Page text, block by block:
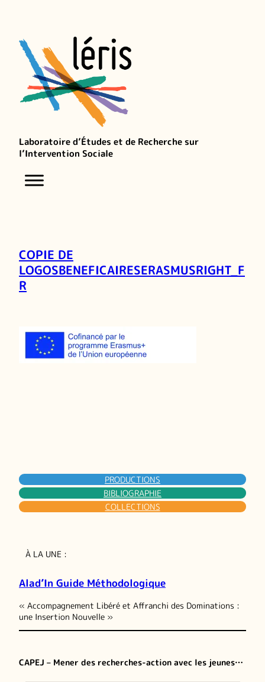
Laboratoire d’Études et de Recherche sur
l’Intervention Sociale
COPIE DE
LOGOSBENEFICAIRESERASMUSRIGHT_F
R
PRODUCTIONS
BIBLIOGRAPHIE
COLLECTIONS
À LA UNE :
Alad’In Guide Méthodologique
« Accompagnement Libéré et Affranchi des Dominations :
une Insertion Nouvelle »
CAPEJ – Mener des recherches-action avec les jeunes…